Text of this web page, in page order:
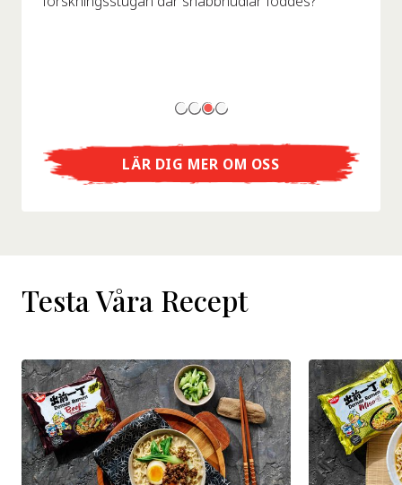
LÄR DIG MER OM OSS
Testa Våra Recept